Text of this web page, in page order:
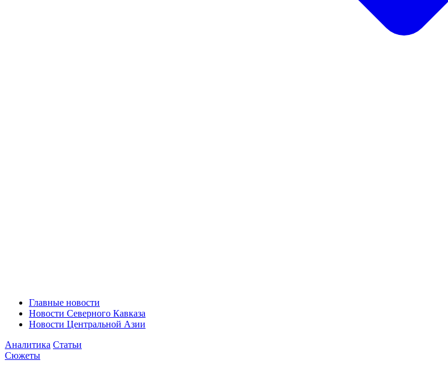
Главные новости
Новости Северного Кавказа
Новости Центральной Азии
Аналитика Статьи
Сюжеты